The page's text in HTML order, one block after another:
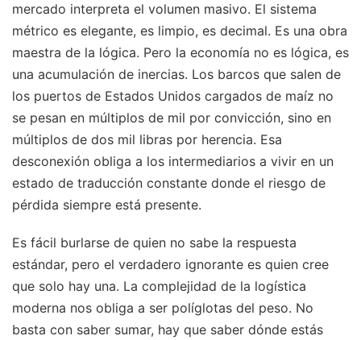
mercado interpreta el volumen masivo. El sistema
métrico es elegante, es limpio, es decimal. Es una obra
maestra de la lógica. Pero la economía no es lógica, es
una acumulación de inercias. Los barcos que salen de
los puertos de Estados Unidos cargados de maíz no
se pesan en múltiplos de mil por convicción, sino en
múltiplos de dos mil libras por herencia. Esa
desconexión obliga a los intermediarios a vivir en un
estado de traducción constante donde el riesgo de
pérdida siempre está presente.
Es fácil burlarse de quien no sabe la respuesta
estándar, pero el verdadero ignorante es quien cree
que solo hay una. La complejidad de la logística
moderna nos obliga a ser políglotas del peso. No
basta con saber sumar, hay que saber dónde estás